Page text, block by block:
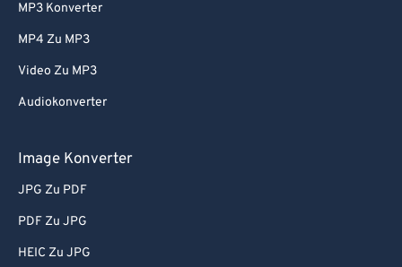
MP3 Konverter
MP4 Zu MP3
Video Zu MP3
Audiokonverter
Image Konverter
JPG Zu PDF
PDF Zu JPG
HEIC Zu JPG